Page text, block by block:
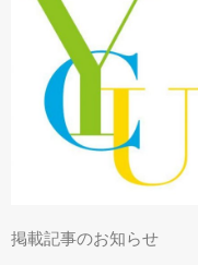
掲載記事のお知らせ